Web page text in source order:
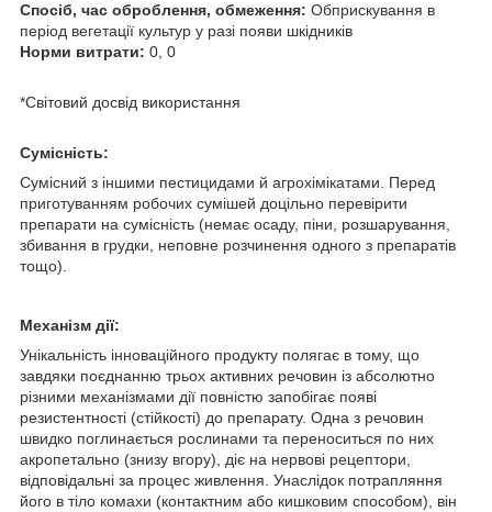
Спосіб, час оброблення, обмеження: Обприскування в
період вегетації культур у разі появи шкідників
Норми витрати: 0, 0
*Світовий досвід використання
Сумісність:
Сумісний з іншими пестицидами й агрохімікатами. Перед
приготуванням робочих сумішей доцільно перевірити
препарати на сумісність (немає осаду, піни, розшарування,
збивання в грудки, неповне розчинення одного з препаратів
тощо).
Механізм дії:
Унікальність інноваційного продукту полягає в тому, що
завдяки поєднанню трьох активних речовин із абсолютно
різними механізмами дії повністю запобігає появі
резистентності (стійкості) до препарату. Одна з речовин
швидко поглинається рослинами та переноситься по них
акропетально (знизу вгору), діє на нервові рецептори,
відповідальні за процес живлення. Унаслідок потрапляння
його в тіло комахи (контактним або кишковим способом), він